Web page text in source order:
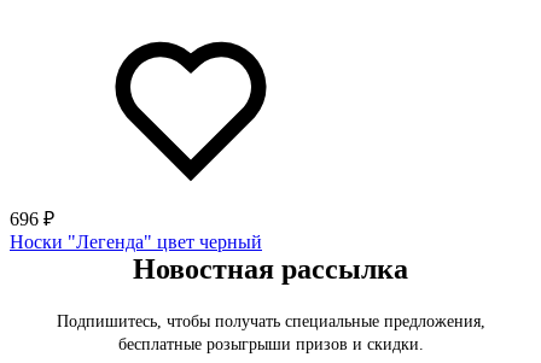
696 ₽
Носки "Легенда" цвет черный
Новостная рассылка
Подпишитесь, чтобы получать специальные предложения,
бесплатные розыгрыши призов и скидки.